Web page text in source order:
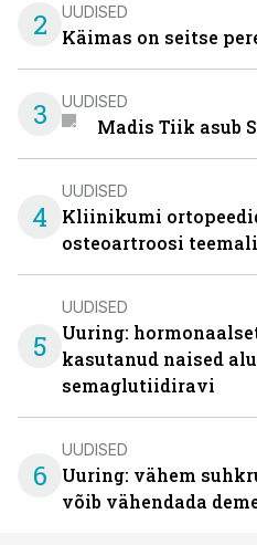
2 UUDISED
Käimas on seitse
3 UUDISED
Madis Tiik asub
4
UUDISED
Kliinikumi
osteoartroosi
5
UUDISED
Uuring:
kasutanud naised
semaglutiidiravi
6
UUDISED
Uuring: vähem
võib vähendada